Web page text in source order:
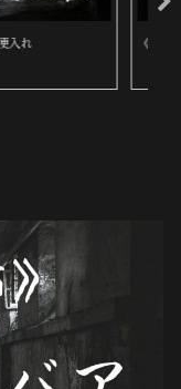
子屋の警告